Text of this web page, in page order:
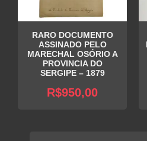
RARO DOCUMENTO
ASSINADO PELO
MARECHAL OSÓRIO A
PROVINCIA DO
SERGIPE – 1879
R$950,00